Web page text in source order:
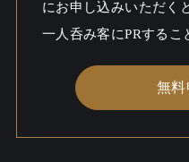
にお申し込みいただく
一人呑み客にPRするこ
無料